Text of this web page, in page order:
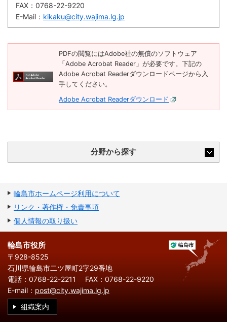
市政情報
市役所ご案内 広報・広聴
教育行政
農業委員会 議会
FAX： 0768-22-9220
E-Mail： kikaku@city.wajima.lg.jp
PDFの閲覧にはAdobe社の無償のソフトウェア
「Adobe Acrobat Reader」が必要です。下記の
Adobe Acrobat Readerダウンロードページから入
手してください。
Adobe Acrobat Readerダウンロード
分野から探す
輪島市ホームページ利用について
リンク・著作権・免責事項
個人情報の取り扱い
輪島市役所
〒928-8525
石川県輪島市二ツ屋町2字29番地
電話：0768-22-2211
FAX：0768-22-9220
E-mail： post@city.wajima.lg.jp
組織案内